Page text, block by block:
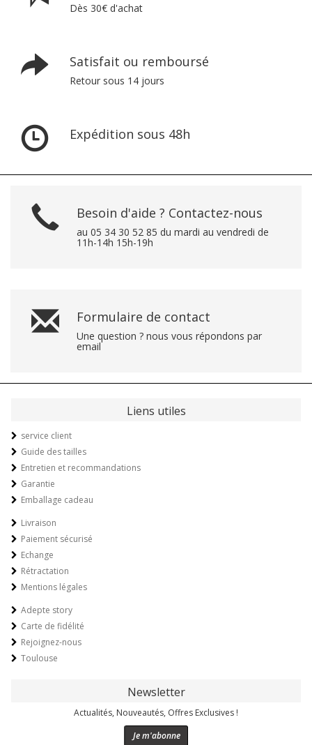
Dès 30€ d'achat
Satisfait ou remboursé
Retour sous 14 jours
Expédition sous 48h
Besoin d'aide ? Contactez-nous
au 05 34 30 52 85 du mardi au vendredi de
11h-14h 15h-19h
Formulaire de contact
Une question ? nous vous répondons par
email
Liens utiles
service client
Guide des tailles
Entretien et recommandations
Garantie
Emballage cadeau
Livraison
Paiement sécurisé
Echange
Rétractation
Mentions légales
Adepte story
Carte de fidélité
Rejoignez-nous
Toulouse
Newsletter
Actualités, Nouveautés, Offres Exclusives !
Je m'abonne